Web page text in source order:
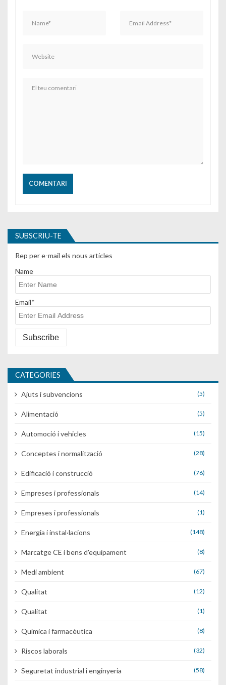
SUBSCRIU-TE
Rep per e-mail els nous articles
Name
Email*
CATEGORIES
Ajuts i subvencions (5)
Alimentació (5)
Automoció i vehicles (15)
Conceptes i normalització (28)
Edificació i construcció (76)
Empreses i professionals (14)
Empreses i professionals (1)
Energia i instal·lacions (148)
Marcatge CE i bens d'equipament (8)
Medi ambient (67)
Qualitat (12)
Qualitat (1)
Química i farmacèutica (8)
Riscos laborals (32)
Seguretat industrial i enginyeria (58)